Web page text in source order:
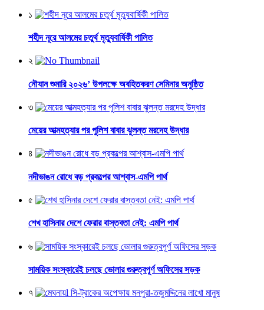
১
শহীদ নূরে আলমের চতুর্থ মৃত্যুবার্ষিকী পালিত
২
নৌযান শুমারি ২০২৬’ উপলক্ষে অবহিতকরণ সেমিনার অনুষ্ঠিত
৩
মেয়ের আত্মহত্যার পর পুলিশ বাবার ঝুলন্ত মরদেহ উদ্ধার
৪
নদীভাঙন রোধে বড় প্রকল্পের আশ্বাস-এমপি পার্থ
৫
শেখ হাসিনার দেশে ফেরার বাস্তবতা নেই: এমপি পার্থ
৬
সাময়িক সংস্কারেই চলছে ভোলার গুরুত্বপূর্ণ অফিসের সড়ক
৭